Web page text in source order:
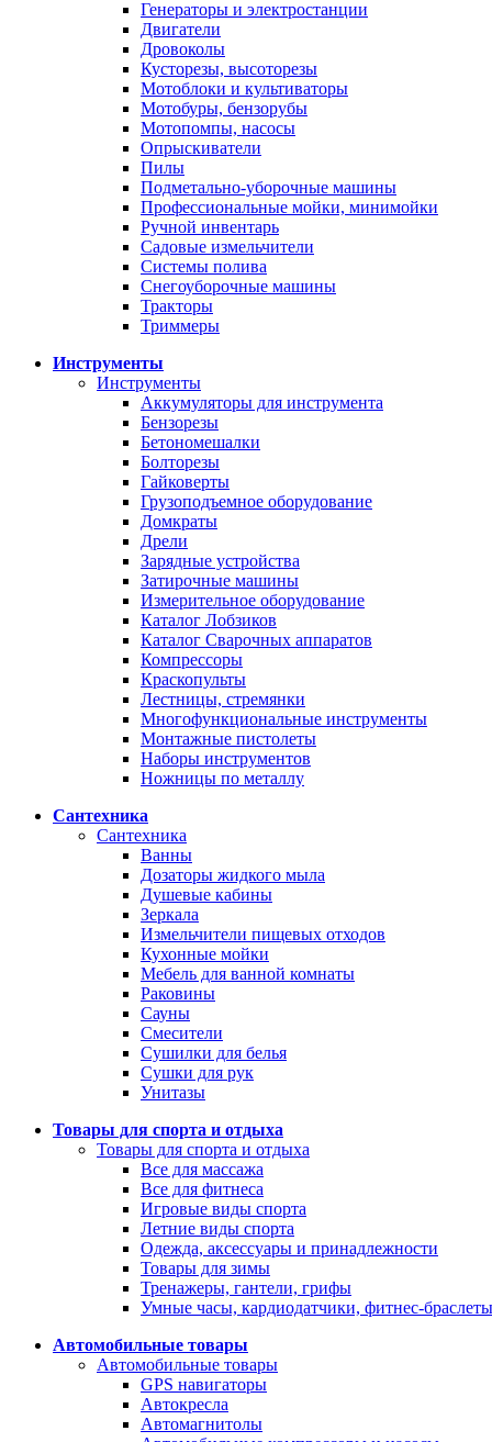
Генераторы и электростанции
Двигатели
Дровоколы
Кусторезы, высоторезы
Мотоблоки и культиваторы
Мотобуры, бензорубы
Мотопомпы, насосы
Опрыскиватели
Пилы
Подметально-уборочные машины
Профессиональные мойки, минимойки
Ручной инвентарь
Садовые измельчители
Системы полива
Снегоуборочные машины
Тракторы
Триммеры
Инструменты
Инструменты
Аккумуляторы для инструмента
Бензорезы
Бетономешалки
Болторезы
Гайковерты
Грузоподъемное оборудование
Домкраты
Дрели
Зарядные устройства
Затирочные машины
Измерительное оборудование
Каталог Лобзиков
Каталог Сварочных аппаратов
Компрессоры
Краскопульты
Лестницы, стремянки
Многофункциональные инструменты
Монтажные пистолеты
Наборы инструментов
Ножницы по металлу
Сантехника
Сантехника
Ванны
Дозаторы жидкого мыла
Душевые кабины
Зеркала
Измельчители пищевых отходов
Кухонные мойки
Мебель для ванной комнаты
Раковины
Сауны
Смесители
Сушилки для белья
Сушки для рук
Унитазы
Товары для спорта и отдыха
Товары для спорта и отдыха
Все для массажа
Все для фитнеса
Игровые виды спорта
Летние виды спорта
Одежда, аксессуары и принадлежности
Товары для зимы
Тренажеры, гантели, грифы
Умные часы, кардиодатчики, фитнес-браслеты
Автомобильные товары
Автомобильные товары
GPS навигаторы
Автокресла
Автомагнитолы